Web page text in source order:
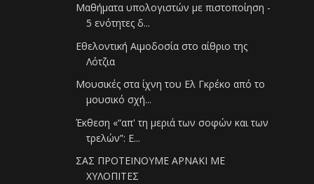
Μαθήματα υπολογιστών με πιστοποίηση -
5 ενότητες δ...
Εθελοντική Αιμοδοσία στο αίθριο της
Λότζια
Μουσικές στα ίχνη του Ελ Γκρέκο από το
μουσικό σχή...
Έκθεση «“απ' τη μεριά των σοφών και των
τρελών”: Ε...
ΣΑΣ ΠΡΟΤΕΙΝΟΥΜΕ ΑΡΝΑΚΙ ΜΕ
ΧΥΛΟΠΙΤΕΣ